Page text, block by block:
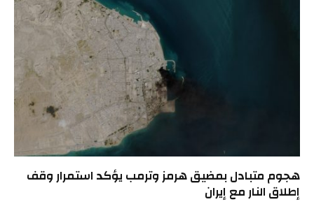
هجوم متبادل بمضيق هرمز وترمب يؤكد استمرار وقف
إطلاق النار مع إيران